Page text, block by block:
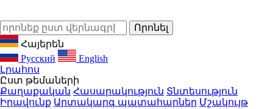
Հայերեն
Русский
English
Լրահոս
Ըստ թեմաների
Քաղաքական Հասարակություն Տնտեսություն
Իրավունք Արտակարգ պատահարներ Մշակույթ